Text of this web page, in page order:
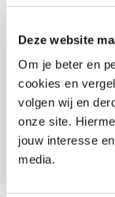
Deze website
Om je beter en
cookies en
volgen wij en
onze site.
jouw interesse
media.
Bouwjaar
Vestiging
Conditie
Rijbewijs type
Model